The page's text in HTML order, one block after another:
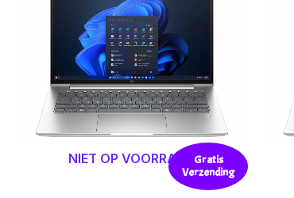
Gratis
Verzending
NIET OP VOORRAAD